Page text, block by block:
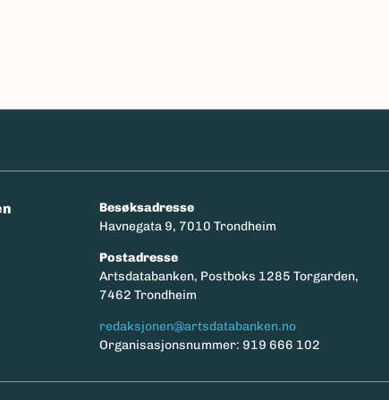
Besøksadresse
Havnegata 9, 7010 Trondheim
Postadresse
Artsdatabanken, Postboks 1285 Torgarden,
7462 Trondheim
redaksjonen@artsdatabanken.no
Organisasjonsnummer: 919 666 102